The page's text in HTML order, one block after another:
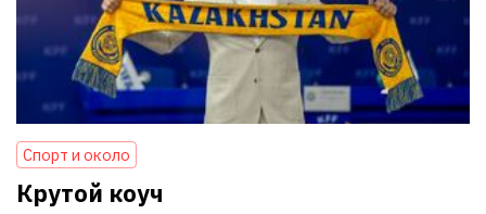
Спорт и около
Крутой коуч